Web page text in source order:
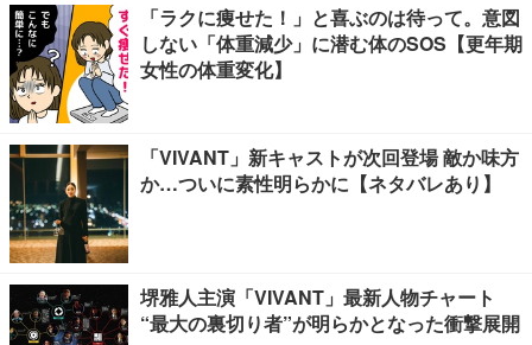
「ラクに痩せた！」と喜ぶのは待って。意図
しない「体重減少」に潜む体のSOS【更年期
女性の体重変化】
「VIVANT」新キャストが次回登場 敵か味方
か…ついに素性明らかに【ネタバレあり】
堺雅人主演「VIVANT」最新人物チャート
“最大の裏切り者”が明らかとなった衝撃展開